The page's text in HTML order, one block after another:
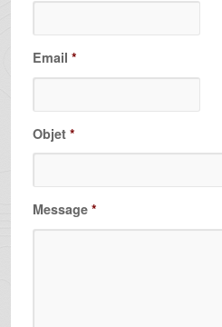
Email *
Objet *
Message *